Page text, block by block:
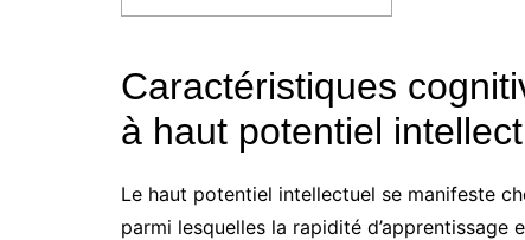
Caractéristiques
à haut potentiel
Le haut potentiel intellectuel se manifeste
parmi lesquelles la rapidité